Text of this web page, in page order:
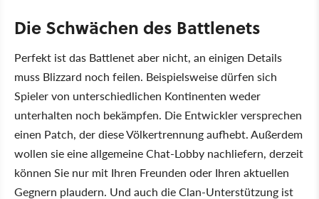
Die Schwächen des Battlenets
Perfekt ist das Battlenet aber nicht, an einigen Details
muss Blizzard noch feilen. Beispielsweise dürfen sich
Spieler von unterschiedlichen Kontinenten weder
unterhalten noch bekämpfen. Die Entwickler versprechen
einen Patch, der diese Völkertrennung aufhebt. Außerdem
wollen sie eine allgemeine Chat-Lobby nachliefern, derzeit
können Sie nur mit Ihren Freunden oder Ihren aktuellen
Gegnern plaudern. Und auch die Clan-Unterstützung ist